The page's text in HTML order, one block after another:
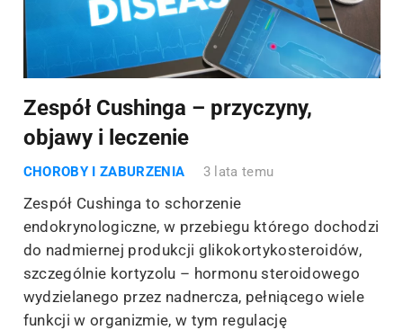
Zespół Cushinga – przyczyny,
objawy i leczenie
CHOROBY I ZABURZENIA 3 lata temu
Zespół Cushinga to schorzenie
endokrynologiczne, w przebiegu którego dochodzi
do nadmiernej produkcji glikokortykosteroidów,
szczególnie kortyzolu – hormonu steroidowego
wydzielanego przez nadnercza, pełniącego wiele
funkcji w organizmie, w tym regulację